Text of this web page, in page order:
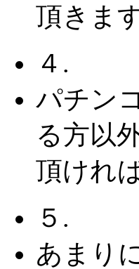
頂きます
４.
パチン
る方以
頂けれ
５.
あまり